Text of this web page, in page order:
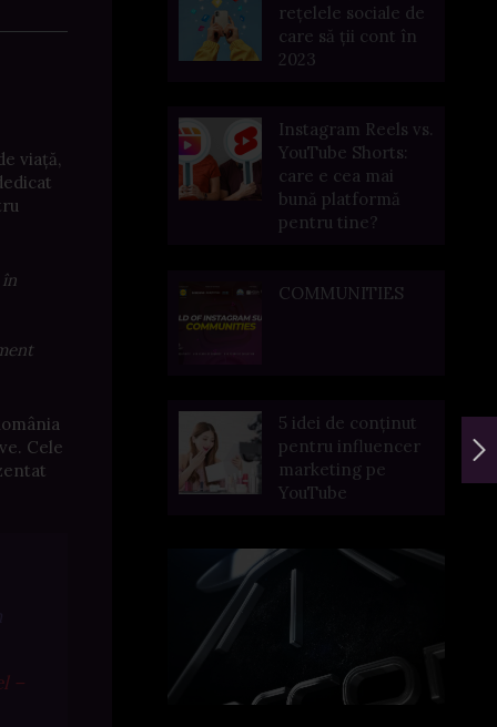
viață,
Cele
–
rețelele sociale de
care să ții cont în
2023
Instagram Reels vs.
YouTube Shorts:
care e cea mai
bună platformă
pentru tine?
COMMUNITIES
5 idei de conținut
pentru influencer
marketing pe
YouTube